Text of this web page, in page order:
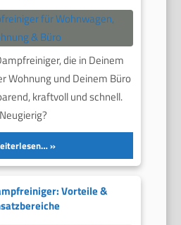
die in Deinem
Wohnung und Deinem Büro
kraftvoll und schnell.
Neugierig?
Vorteile &